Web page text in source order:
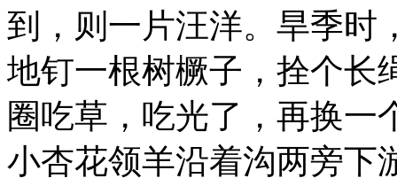
到，则一片汪洋。旱季时
地钉一根树橛子，拴个长
圈吃草，吃光了，再换一
小杏花领羊沿着沟两旁下